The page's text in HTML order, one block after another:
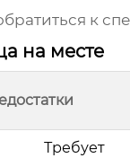
к
на месте
Требует